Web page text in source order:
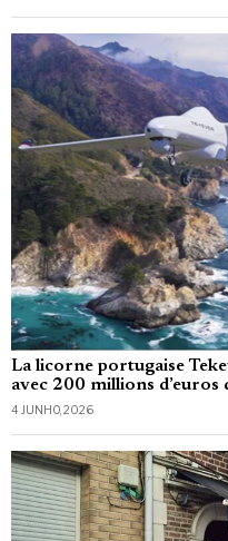
La licorne portugaise
avec 200 millions d’euros
4 JUNHO, 2026